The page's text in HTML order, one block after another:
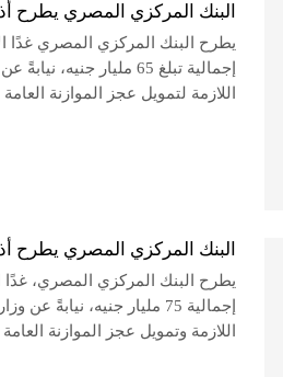
البنك المركزي المصري يطرح أذون خزانة
إجمالية تبلغ 65 مليار
اللازمة لتمويل عجز الموازنة
البنك المركزي المصري يطرح أذون خزانة
إجمالية 75 مليار جنيه،
اللازمة وتمويل عجز الموازنة العامة